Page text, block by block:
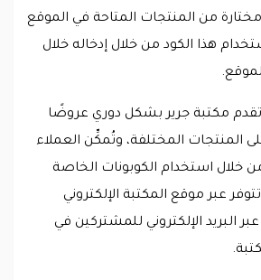
من المنتجات المتاحة في الموقع
هذا الكود من خلال إدخاله خلال
تقدم مكتبة جرير بشكل دوري عروضًا
المنتجات المختلفة، وتُمكِّن العملاء
خلال استخدام الكوبونات الخاصة
عبر موقع المكتبة الإلكتروني
البريد الإلكتروني للمشتركين في